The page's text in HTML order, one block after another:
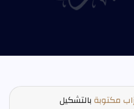
مكتوبةبالتشكيل